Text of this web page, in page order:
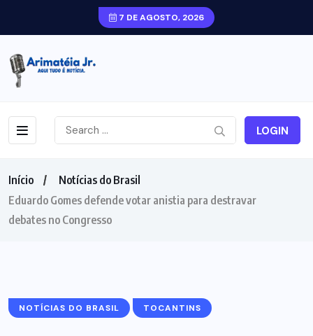
7 DE AGOSTO, 2026
LOGIN
Início
Notícias do Brasil
Eduardo Gomes defende votar anistia para destravar
debates no Congresso
NOTÍCIAS DO BRASIL TOCANTINS